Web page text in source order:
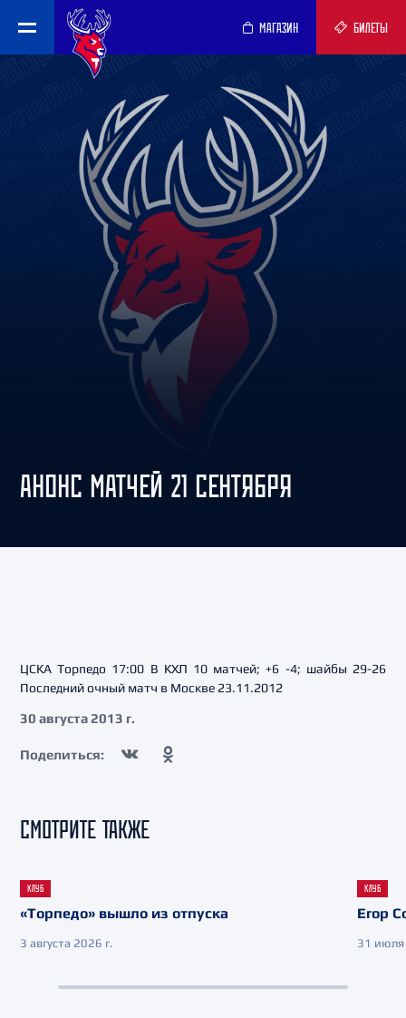
МАГАЗИН БИЛЕТЫ
АНОНС МАТЧЕЙ 21 СЕНТЯБРЯ
ЦСКА Торпедо 17:00 В КХЛ 10 матчей; +6 -4; шайбы 29-26
Последний очный матч в Москве 23.11.2012
30 августа 2013 г.
Поделиться:
СМОТРИТЕ ТАКЖЕ
КЛУБ
«Торпедо» вышло из отпуска
3 августа 2026 г.
КЛУБ
Егор
31 июля